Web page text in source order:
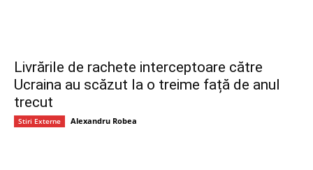
Livrările de rachete interceptoare către
Ucraina au scăzut la o treime față de anul
trecut
Stiri Externe Alexandru Robea